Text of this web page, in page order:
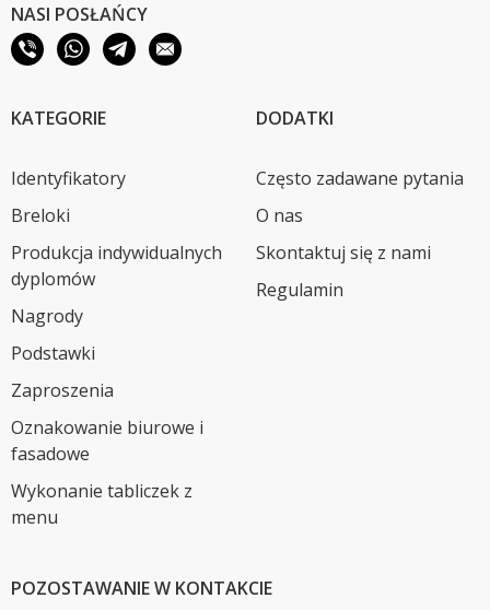
NASI POSŁAŃCY
KATEGORIE
Identyfikatory
Breloki
Produkcja indywidualnych
dyplomów
Nagrody
Podstawki
Zaproszenia
Oznakowanie biurowe i
fasadowe
Wykonanie tabliczek z
menu
DODATKI
Często zadawane pytania
O nas
Skontaktuj się z nami
Regulamin
POZOSTAWANIE W KONTAKCIE